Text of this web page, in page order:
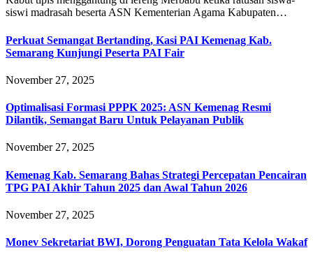
siswi madrasah beserta ASN Kementerian Agama Kabupaten…
Perkuat Semangat Bertanding, Kasi PAI Kemenag Kab.
Semarang Kunjungi Peserta PAI Fair
November 27, 2025
Optimalisasi Formasi PPPK 2025: ASN Kemenag Resmi
Dilantik, Semangat Baru Untuk Pelayanan Publik
November 27, 2025
Kemenag Kab. Semarang Bahas Strategi Percepatan Pencairan
TPG PAI Akhir Tahun 2025 dan Awal Tahun 2026
November 27, 2025
Monev Sekretariat BWI, Dorong Penguatan Tata Kelola Wakaf